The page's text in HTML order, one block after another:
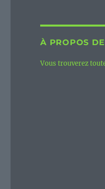
À PROPOS
Vous trouverez